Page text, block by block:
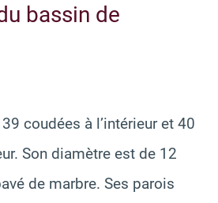
bassin de
coudées à l’intérieur et 40
Son diamètre est de 12
de marbre. Ses parois